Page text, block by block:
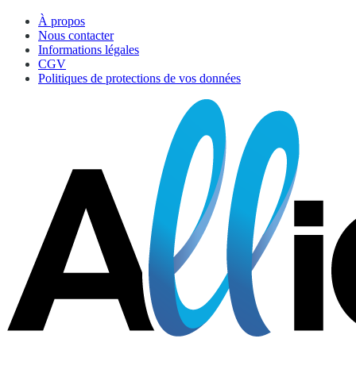
À propos
Nous contacter
Informations légales
CGV
Politiques de protections de vos données